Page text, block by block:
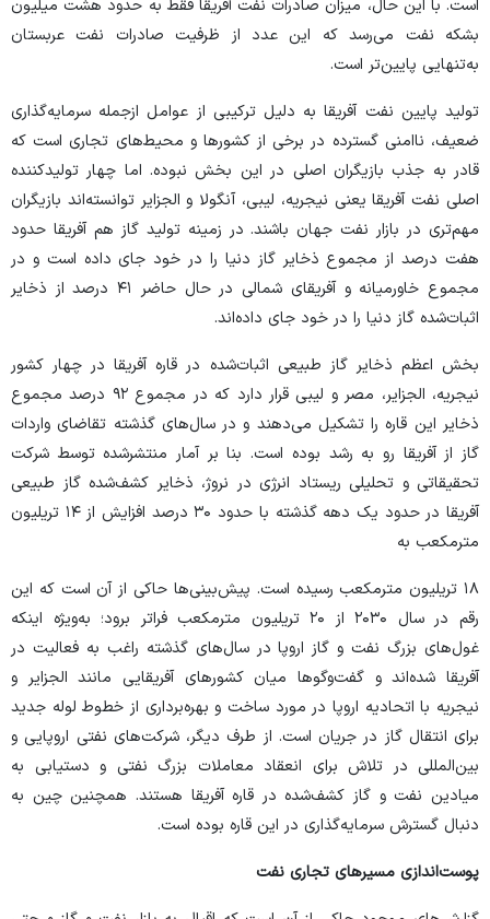
است. با این حال، میزان صادرات نفت آفریقا فقط به حدود هشت میلیون
بشکه نفت می‌رسد که این عدد از ظرفیت صادرات نفت عربستان
به‌تنهایی پایین‌تر است.
تولید پایین نفت آفریقا به دلیل ترکیبی از عوامل از‌جمله سرمایه‌گذاری
ضعیف، ناامنی گسترده در برخی از کشور‌ها و محیط‌های تجاری است که
قادر به جذب بازیگران اصلی در این بخش نبوده. اما چهار تولیدکننده
اصلی نفت آفریقا یعنی نیجریه، لیبی، آنگولا و الجزایر توانسته‌اند بازیگران
مهم‌تری در بازار نفت جهان باشند. در زمینه تولید گاز هم آفریقا حدود
هفت درصد از مجموع ذخایر گاز دنیا را در خود جای داده است و در
مجموع خاورمیانه و آفریقای شمالی در حال حاضر ۴۱ درصد از ذخایر
اثبات‌شده گاز دنیا را در خود جای داده‌اند.
بخش اعظم ذخایر گاز طبیعی اثبات‌شده در قاره آفریقا در چهار کشور
نیجریه، الجزایر، مصر و لیبی قرار دارد که در مجموع ۹۲ درصد مجموع
ذخایر این قاره را تشکیل می‌دهند و در سال‌های گذشته تقاضای واردات
گاز از آفریقا رو به رشد بوده است. بنا بر آمار منتشرشده توسط شرکت
تحقیقاتی و تحلیلی ریستاد انرژی در نروژ، ذخایر کشف‌شده گاز طبیعی
آفریقا در حدود یک دهه گذشته با حدود ۳۰ درصد افزایش از ۱۴ تریلیون
متر‌مکعب به
۱۸ تریلیون متر‌مکعب رسیده است. پیش‌بینی‌ها حاکی از آن است که این
رقم در سال ۲۰۳۰ از ۲۰ تریلیون متر‌مکعب فراتر برود؛ به‌ویژه اینکه
غول‌های بزرگ نفت و گاز اروپا در سال‌های گذشته راغب به فعالیت در
آفریقا شده‌اند و گفت‌و‌گو‌ها میان کشور‌های آفریقایی مانند الجزایر و
نیجریه با اتحادیه اروپا در مورد ساخت و بهره‌برداری از خطوط لوله جدید
برای انتقال گاز در جریان است. از طرف دیگر، شرکت‌های نفتی اروپایی و
بین‌المللی در تلاش برای انعقاد معاملات بزرگ نفتی و دستیابی به
میادین نفت و گاز کشف‌شده در قاره آفریقا هستند. همچنین چین به
دنبال گسترش سرمایه‌گذاری در این قاره بوده است.
پوست‌اندازی مسیر‌های تجاری نفت